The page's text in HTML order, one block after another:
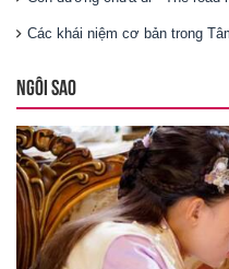
Các khái niệm cơ bản trong
NGÔI SAO